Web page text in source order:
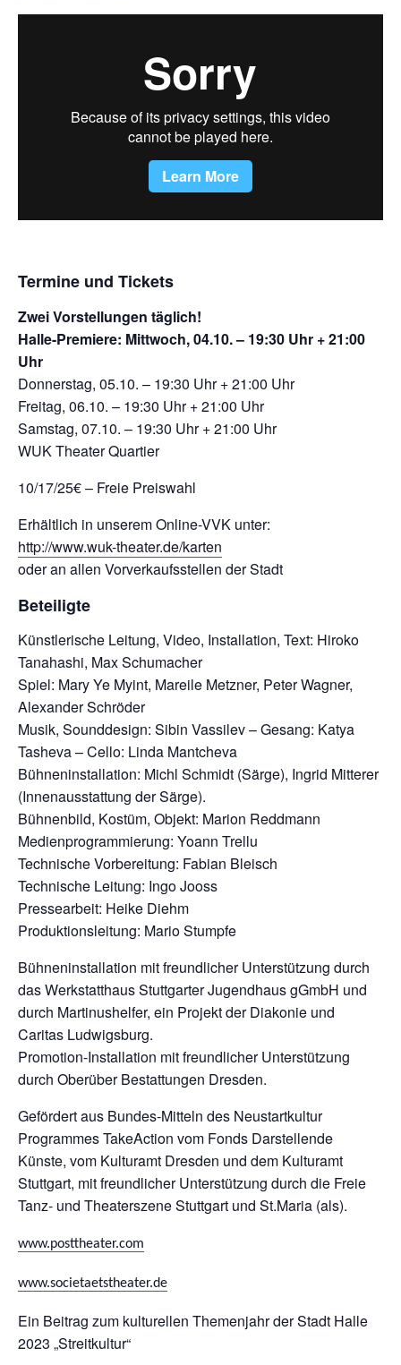
Termine und Tickets
Zwei Vorstellungen täglich!
Halle-Premiere: Mittwoch, 04.10. – 19:30 Uhr + 21:00
Uhr
Donnerstag, 05.10. – 19:30 Uhr + 21:00 Uhr
Freitag, 06.10. – 19:30 Uhr + 21:00 Uhr
Samstag, 07.10. – 19:30 Uhr + 21:00 Uhr
WUK Theater Quartier
10/17/25€ – Freie Preiswahl
Erhältlich in unserem Online-VVK unter:
http://www.wuk-theater.de/karten
oder an allen Vorverkaufsstellen der Stadt
Beteiligte
Künstlerische Leitung, Video, Installation, Text: Hiroko
Tanahashi, Max Schumacher
Spiel: Mary Ye Myint, Mareile Metzner, Peter Wagner,
Alexander Schröder
Musik, Sounddesign: Sibin Vassilev – Gesang: Katya
Tasheva – Cello: Linda Mantcheva
Bühneninstallation: Michl Schmidt (Särge), Ingrid Mitterer
(Innenausstattung der Särge).
Bühnenbild, Kostüm, Objekt: Marion Reddmann
Medienprogrammierung: Yoann Trellu
Technische Vorbereitung: Fabian Bleisch
Technische Leitung: Ingo Jooss
Pressearbeit: Heike Diehm
Produktionsleitung: Mario Stumpfe
Bühneninstallation mit freundlicher Unterstützung durch
das Werkstatthaus Stuttgarter Jugendhaus gGmbH und
durch Martinushelfer, ein Projekt der Diakonie und
Caritas Ludwigsburg.
Promotion-Installation mit freundlicher Unterstützung
durch Oberüber Bestattungen Dresden.
Gefördert aus Bundes-Mitteln des Neustartkultur
Programmes TakeAction vom Fonds Darstellende
Künste, vom Kulturamt Dresden und dem Kulturamt
Stuttgart, mit freundlicher Unterstützung durch die Freie
Tanz- und Theaterszene Stuttgart und St.Maria (als).
www.posttheater.com
www.societaetstheater.de
Ein Beitrag zum kulturellen Themenjahr der Stadt Halle
2023 „Streitkultur“